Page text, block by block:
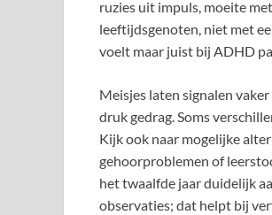
ruzies uit impuls, moeite
leeftijdsgenoten, niet met
voelt maar juist bij ADHD
Meisjes laten signalen
druk gedrag. Soms
Kijk ook naar mogelijke
gehoorproblemen of
het twaalfde jaar duidelijk
observaties; dat helpt bij